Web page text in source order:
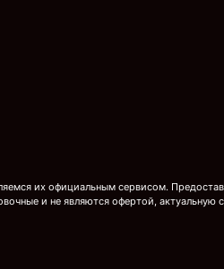
их официальным сервисом.
и не являются офертой,